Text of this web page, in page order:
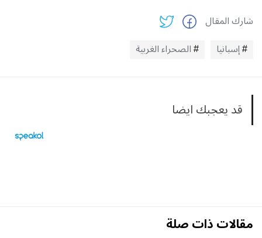
شارك المقال
إسبانيا
الصحراء الغربية
قد يعجبك ايضا
مقالات ذات صلة